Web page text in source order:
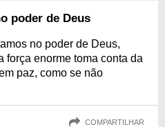
poder de Deus
no poder de Deus,
força enorme toma conta da
paz, como se não
COMPARTILHAR